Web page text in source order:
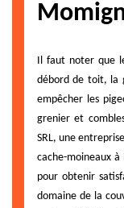
Il faut noter que
débord de toit, la
empêcher les
grenier et
SRL, une
cache-moineaux
pour obtenir
domaine de la